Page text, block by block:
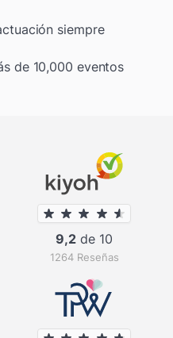
siempre
de 10,000 eventos
9,2 de 10
1264 Reseñas